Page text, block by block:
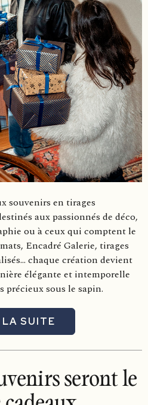
souvenirs en tirages
aux passionnés de déco,
ou à ceux qui comptent le
Encadré Galerie, tirages
chaque création devient
élégante et intemporelle
précieux sous le sapin.
LA SUITE
seront le